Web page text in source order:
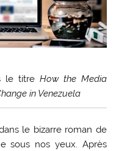
le titre How the Media
in Venezuela
le bizarre roman de
sous nos yeux. Après